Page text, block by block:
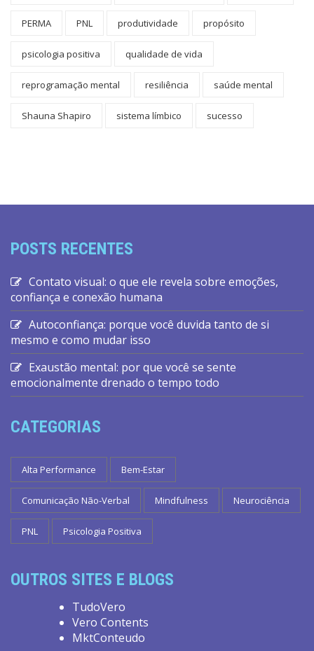
PERMA PNL produtividade propósito
psicologia positiva qualidade de vida
reprogramação mental resiliência saúde mental
Shauna Shapiro sistema límbico sucesso
POSTS RECENTES
Contato visual: o que ele revela sobre emoções,
confiança e conexão humana
Autoconfiança: porque você duvida tanto de si
mesmo e como mudar isso
Exaustão mental: por que você se sente
emocionalmente drenado o tempo todo
CATEGORIAS
Alta Performance Bem-Estar
Comunicação Não-Verbal Mindfulness Neurociência
PNL Psicologia Positiva
OUTROS SITES E BLOGS
TudoVero
Vero Contents
MktConteudo